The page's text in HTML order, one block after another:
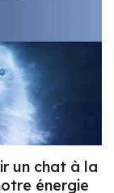
un chat à la
énergie